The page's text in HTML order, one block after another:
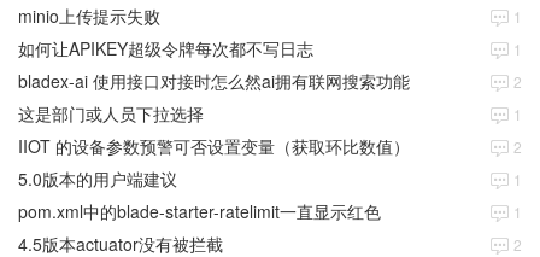
minio上传提示失败 1
如何让APIKEY超级令牌每次都不写日志 1
bladex-ai 使用接口对接时怎么然ai拥有联网搜索功能 2
这是部门或人员下拉选择 1
IIOT 的设备参数预警可否设置变量（获取环比数值） 2
5.0版本的用户端建议 1
pom.xml中的blade-starter-ratelimit一直显示红色 1
4.5版本actuator没有被拦截 2